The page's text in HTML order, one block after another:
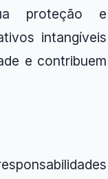
proteção e
intangíveis
e contribuem